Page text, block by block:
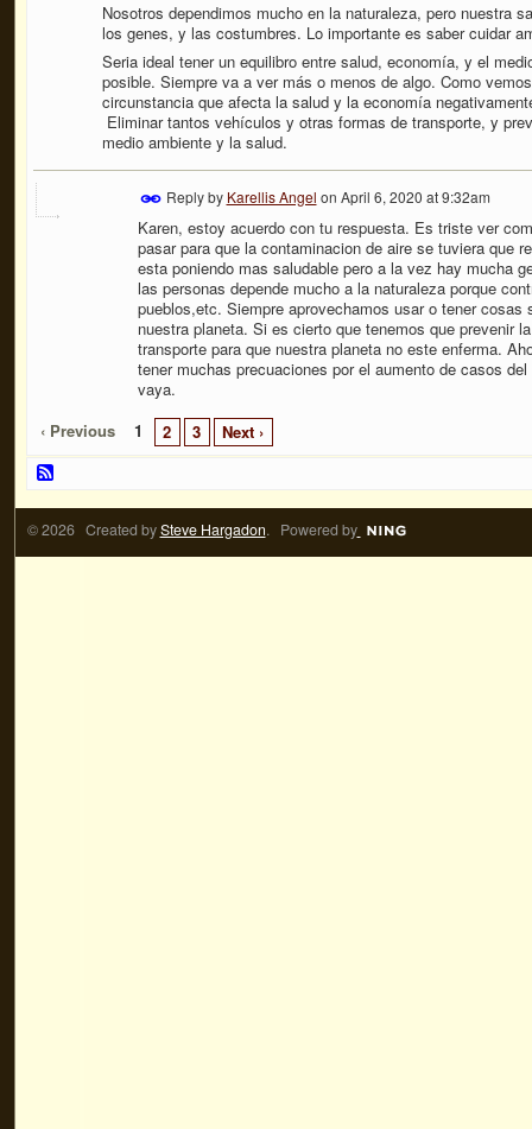
Nosotros dependimos mucho en la naturaleza, pero nuestra
los genes, y las costumbres. Lo importante es saber cuidar
Seria ideal tener un equilibro entre salud, economía, y el
posible. Siempre va a ver más o menos de algo. Como
circunstancia que afecta la salud y la economía
Eliminar tantos vehículos y otras formas de transporte, y
medio ambiente y la salud.
Reply by Karellis Angel on April 6, 2020 at 9:32am
Karen, estoy acuerdo con tu respuesta. Es triste ver
pasar para que la contaminacion de aire se tuviera que
esta poniendo mas saludable pero a la vez hay mucha
las personas depende mucho a la naturaleza porque
pueblos,etc. Siempre aprovechamos usar o tener
nuestra planeta. Si es cierto que tenemos que prevenir
transporte para que nuestra planeta no este enferma.
tener muchas precuaciones por el aumento de casos
vaya.
‹ Previous
1 2 3 Next ›
© 2026 Created bySteve Hargadon. Powered by